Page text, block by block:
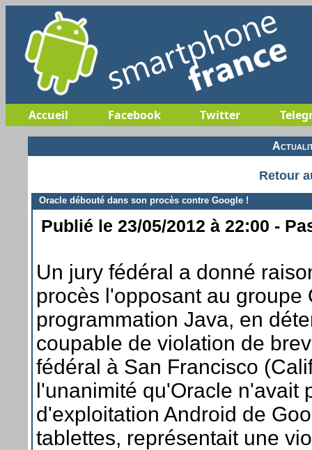
Accueil Facebook Twitter
Retour
Oracle débouté dans son procès contre Google !
Publié le 23/05/2012 à 22:00 -
Un jury fédéral a donné
procès l'opposant au
programmation Java, en
coupable de violation de
fédéral à San Francisco
l'unanimité qu'Oracle n'avait
d'exploitation Android de
tablettes, représentait une